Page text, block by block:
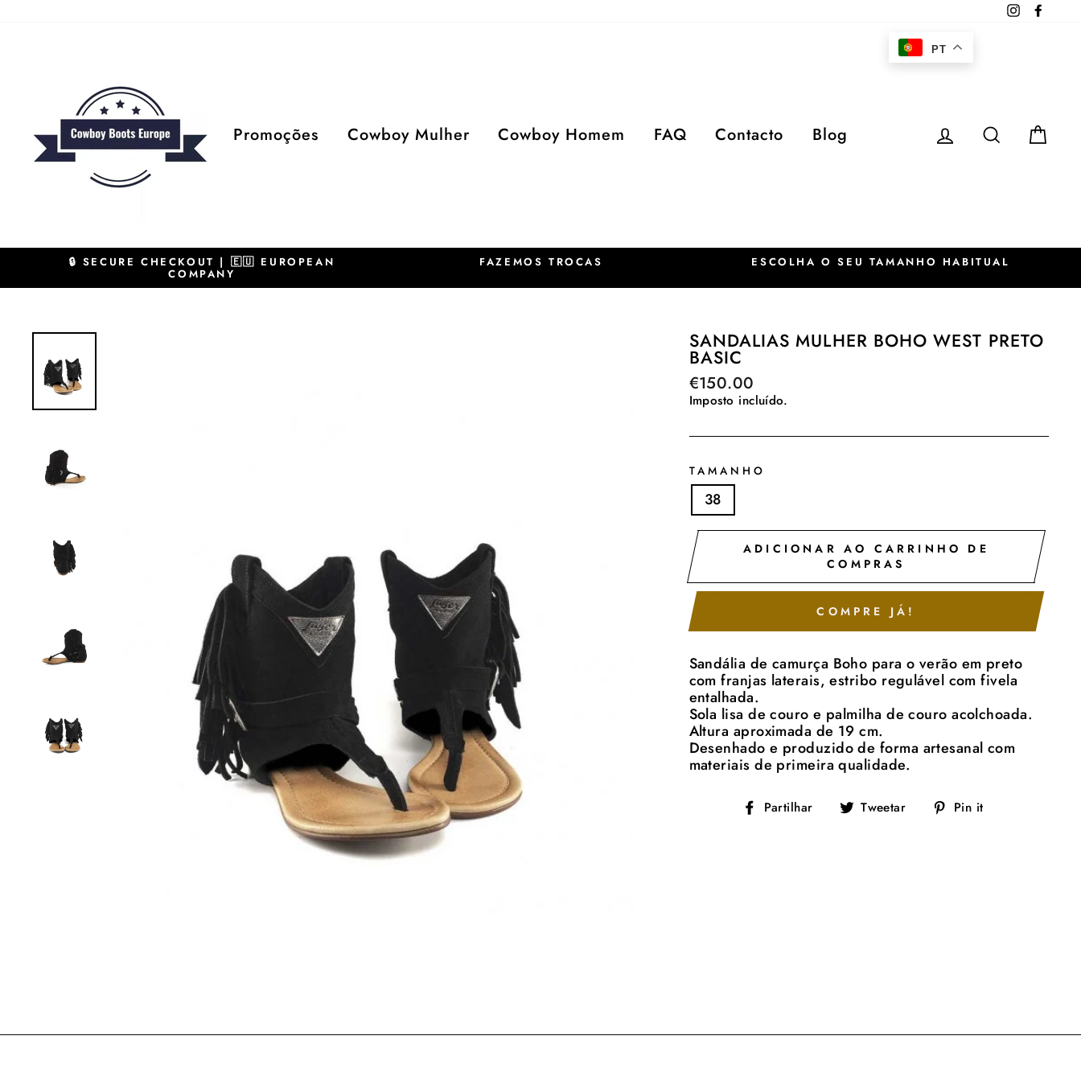
Instagram
Promoções Cowboy Mulher Cowboy Homem FAQ Contacto Blog Iniciar sessão
Pesquisar
🔒 SECURE CHECKOUT | 🇪🇺 EUROPEAN
COMPANY
FAZEMOS TROCAS ESCOLHA O SEU TAMANHO HABITUAL
SANDALIAS MULHER BOHO WEST PRETO
BASIC
Preço
normal
€150.00
Imposto incluído.
TAMANHO
38
ADICIONAR AO CARRINHO DE
COMPRAS
COMPRE JÁ!
Sandália de camurça Boho para o verão em preto
com franjas laterais, estribo regulável com fivela
entalhada.
Sola lisa de couro e palmilha de couro acolchoada.
Altura aproximada de 19 cm.
Desenhado e produzido de forma artesanal com
materiais de primeira qualidade.
Partilhar
PartilheTweetar
Tuíte Pin it
PT